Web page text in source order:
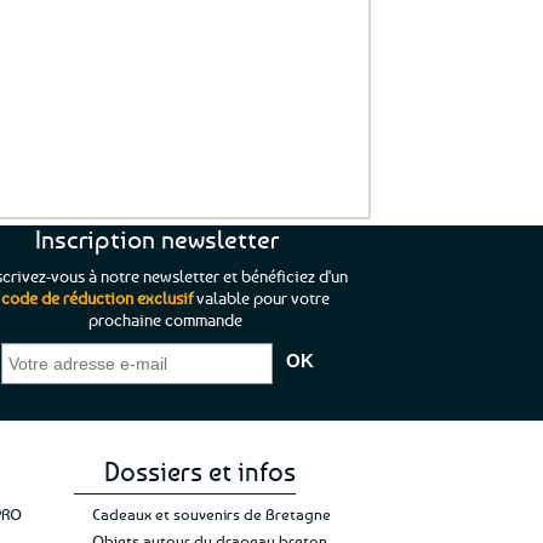
je pouvais pas
;)
mon achat et
rien”Jade C.
“C’est agréable et tout aussi rassurant
de constater qu’il n’y a pas de petite
commande, mais un client à satisfaire.”
Inscription newsletter
vous à notre newsletter et bénéficiez d'un
code de réduction exclusifvalable pour votre
prochaine commande
Dossiers et infos
Cadeaux et souvenirs de Bretagne